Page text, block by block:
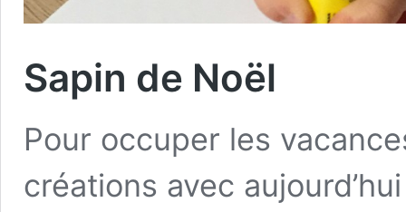
Sapin de Noël
Pour occuper les
créations avec